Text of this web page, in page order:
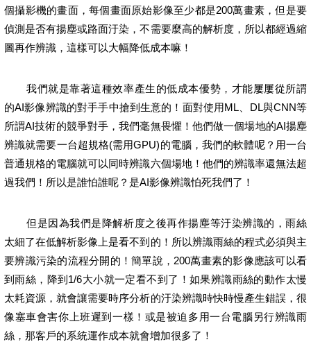
個攝影機的畫面，每個畫面原始影像至少都是200萬畫素，但是要
偵測是否有揚塵或路面汙染，不需要麼高的解析度，所以都經過縮
圖再作辨識，這樣可以大幅降低成本嘛！
我們就是靠著這種效率產生的低成本優勢，才能屢屢從所謂
的AI影像辨識的對手手中搶到生意的！面對使用ML DL與CNN等
所謂AI技術的競爭對手，我們毫無畏懼！他們做一個場地的AI揚塵
辨識就需要一台超規格(需用GPU)的電腦，我們的軟體呢？用一台
普通規格的電腦就可以同時辨識六個場地！他們的辨識率還無法超
過我們！所以是誰怕誰呢？是AI影像辨識怕死我們了！
但是因為我們是降解析度之後再作揚塵等汙染辨識的，雨絲
太細了在低解析影像上是看不到的！所以辨識雨絲的程式必須與主
要辨識污染的流程分開的！簡單說， 200萬畫素的影像應該可以看
到雨絲，降到 1/6大小就一定看不到了！如果辨識雨絲的動作太慢
太耗資源，就會讓需要時序分析的汙染辨識時快時慢產生錯誤，很
像塞車會害你上班遲到一樣！或是被迫多用一台電腦另行辨識雨
絲，那客戶的系統運作成本就會增加很多了！